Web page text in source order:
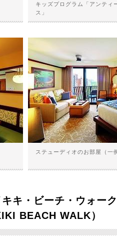
キッズプログラム「アンティ
ス」
ステューディオのお部屋（一
キ・ビーチ・ウォーク
BEACH WALK）